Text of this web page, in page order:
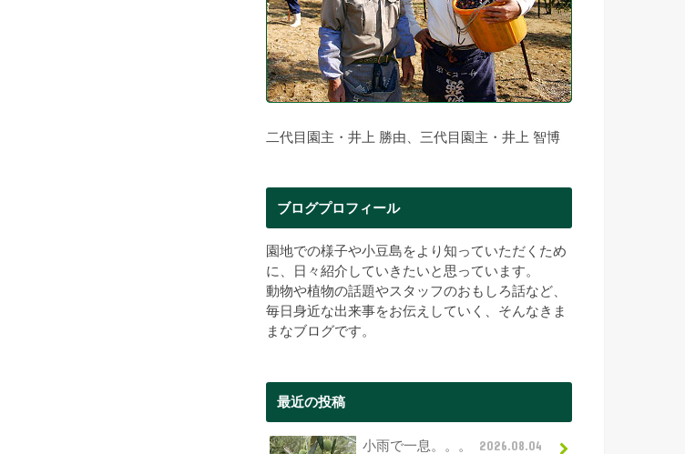
二代目園主・井上 勝由、三代目園主・井上 智博
ブログプロフィール
園地での様子や小豆島をより知っていただくため
に、日々紹介していきたいと思っています。
動物や植物の話題やスタッフのおもしろ話など、
毎日身近な出来事をお伝えしていく、そんなきま
まなブログです。
最近の投稿
小雨で一息。。。 2026.08.04